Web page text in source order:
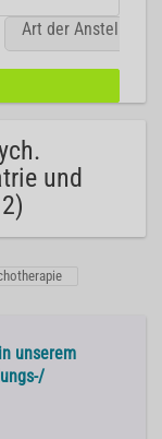
Art der Anstellung
und
unserem